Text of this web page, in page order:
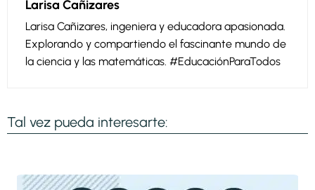
Larisa Cañizares
Larisa Cañizares, ingeniera y educadora apasionada.
Explorando y compartiendo el fascinante mundo de
la ciencia y las matemáticas. #EducaciónParaTodos
Tal vez pueda interesarte: